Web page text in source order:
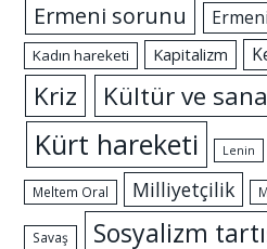
Ermeni sorunu
Kadın hareketi Kapitalizm
Kriz Kültür ve
Kürt hareketi Lenin
Meltem Oral Milliyetçilik
Savaş Sosyalizm